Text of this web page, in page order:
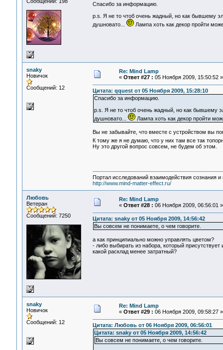
Спасибо за информацию.
p.s. Я не то чтоб очень жадный, но как бывшему
душновато...
Лампа хоть как декор пройти
snaky
Новичок
Сообщений: 12
Re: Mind Lamp
« Ответ #27 : 05 Ноября 2009, 15:50:52 »
Цитата: qquest от 05 Ноября 2009, 15:28:10
Спасибо за информацию.
p.s. Я не то чтоб очень жадный, но как бывшему
душновато...
Лампа хоть как декор пройти
Вы не забывайте, что вместе с устройством вы
К тому же я не думаю, что у них там все так
Ну это другой вопрос совсем, не будем об этом.
Портал исследований взаимодействия сознания и
http://www.mind-matter-effect.ru/
Любовь
Ветеран
Сообщений: 7250
Re: Mind Lamp
« Ответ #28 : 06 Ноября 2009, 06:56:01 »
Цитата: snaky от 05 Ноября 2009, 14:56:42
Вы совсем не понимаете, о чем говорите.
а как принципиально можно управлять цветом?
- либо выбирать из набора, который
какой расклад менее затратный?
snaky
Новичок
Сообщений: 12
Re: Mind Lamp
« Ответ #29 : 06 Ноября 2009, 09:58:27 »
Цитата: Любовь от 06 Ноября 2009, 06:56:01
Цитата: snaky от 05 Ноября 2009, 14:56:42
Вы совсем не понимаете, о чем говорите.